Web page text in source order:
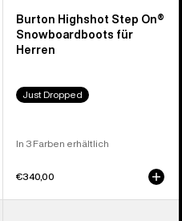
Burton Highshot Step On®
Snowboardboots für
Herren
Just Dropped
In 3 Farben erhältlich
€340,00